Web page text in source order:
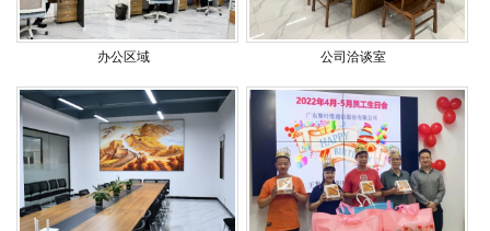
办公区域 公司洽谈室